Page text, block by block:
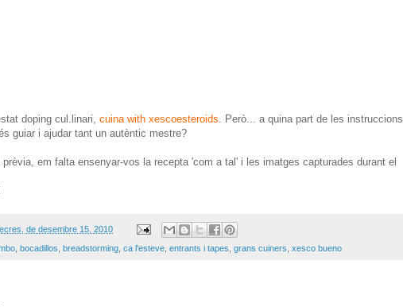
doping cul.linari, cuina with xescoesteroids . Però... a quina part de les instruccions
guiar i ajudar tant un autèntic mestre?
em falta ensenyar-vos la recepta 'com a tal' i les imatges capturades durant el
de desembre 15, 2010
bocadillos breadstorming ca l'esteve entrants i tapes grans cuiners xesco bueno